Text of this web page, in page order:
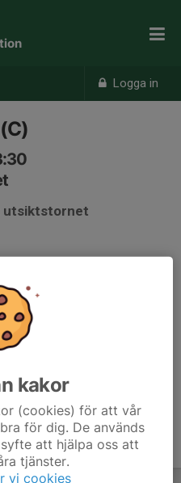
Logga in
utsiktstornet
kakor
(cookies) för att vår
för dig. De används
att hjälpa oss att
tjänster.
vi cookies